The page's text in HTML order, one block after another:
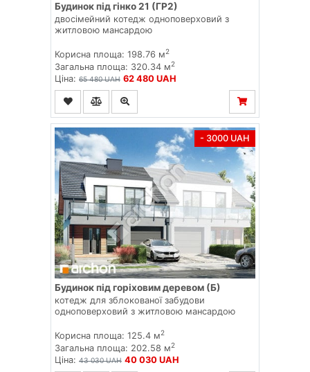
Будинок під гінко 21 (ГР2)
двосімейний котедж одноповерховий з
житловою мансардою
Корисна площа: 198.76 м2
Загальна площа: 320.34 м2
Ціна: 65 480 UAH 62 480 UAH
- 3000 UAH
Будинок під горіховим деревом (Б)
котедж для зблокованої забудови
одноповерховий з житловою мансардою
Корисна площа: 125.4 м2
Загальна площа: 202.58 м2
Ціна: 43 030 UAH 40 030 UAH